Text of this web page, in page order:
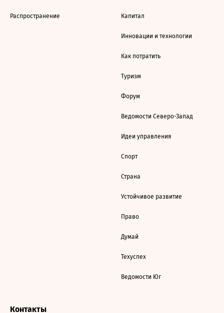
Распространение Капитал
Инновации и технологии
Как потратить
Туризм
Форум
Ведомости Северо-Запад
Идеи управления
Спорт
Страна
Устойчивое развитие
Право
Думай
Техуспех
Ведомости Юг
Контакты